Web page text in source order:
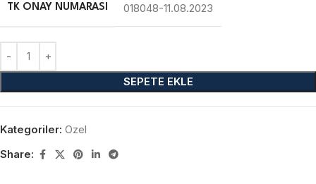
TK ONAY NUMARASI 018048-11.08.2023
SEPETE EKLE
Kategoriler: Ozel
Share: